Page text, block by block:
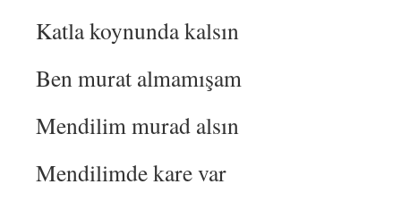
Katla koynunda kalsın
Ben murat almamışam
Mendilim murad alsın
Mendilimde kare var